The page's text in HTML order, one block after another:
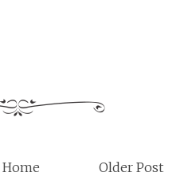
Older Post
Home